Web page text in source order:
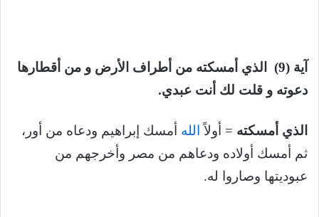
آية (9) الذي أمسكته من أطراف الأرض و من أقطارها
دعوته و قلت لك أنت عبدي.
الذي أمسكته = أولاً الله أمسك إبراهيم ودعاه من أور،
ثم أمسك أولاده ودعاهم من مصر وأخرجهم من
عبوديتها وصاروا له.